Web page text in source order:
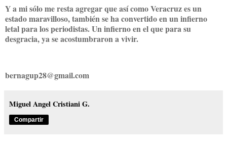
Y a mi sólo me resta agregar que así como Veracruz es un
estado maravilloso, también se ha convertido en un infierno
letal para los periodistas. Un infierno en el que para su
desgracia, ya se acostumbraron a vivir.
bernagup28@gmail.com
Miguel Angel Cristiani G.
Compartir